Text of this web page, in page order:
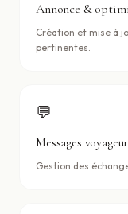
Annonce &
Création et mise à
pertinentes.
💬
Messages
Gestion des